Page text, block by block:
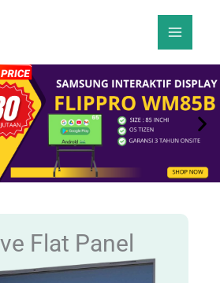
Flat Panel